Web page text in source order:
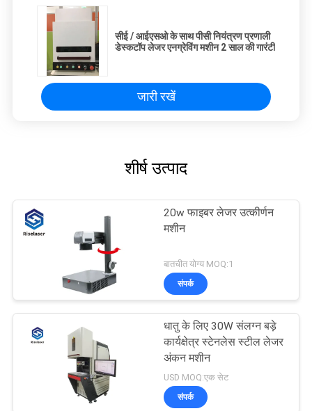
सीई / आईएसओ के साथ पीसी नियंत्रण प्रणाली
डेस्कटॉप लेजर एनग्रेविंग मशीन 2 साल की गारंटी
जारी रखें
शीर्ष उत्पाद
20w फाइबर लेजर उत्कीर्णन
मशीन
बातचीत योग्य MOQ:1
संपर्क
धातु के लिए 30W संलग्न बड़े
कार्यक्षेत्र स्टेनलेस स्टील लेजर
अंकन मशीन
USD MOQ:एक सेट
संपर्क